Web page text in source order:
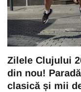
Zilele Clujului
din nou!
clasică și mii